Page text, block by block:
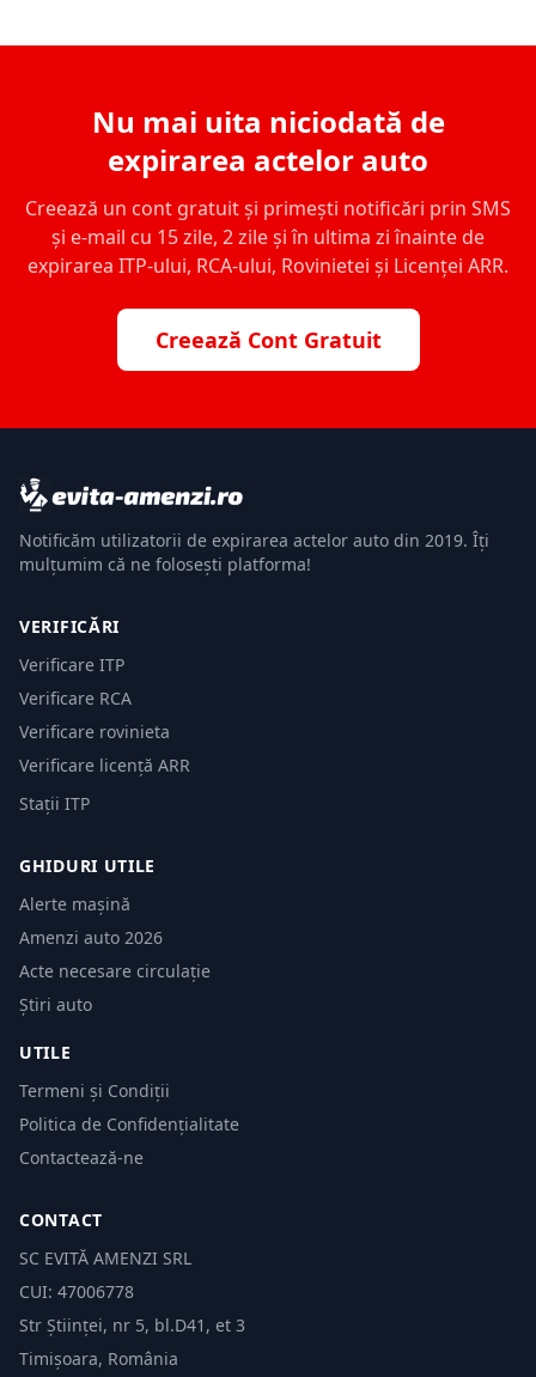
Nu mai uita niciodată de
expirarea actelor auto
Creează un cont gratuit și primești notificări prin SMS
și e-mail cu 15 zile, 2 zile și în ultima zi înainte de
expirarea ITP-ului, RCA-ului, Rovinietei și Licenței ARR.
Creează Cont Gratuit
Notificăm utilizatorii de expirarea actelor auto din 2019. Îți
mulțumim că ne folosești platforma!
VERIFICĂRI
Verificare ITP
Verificare RCA
Verificare rovinieta
Verificare licență ARR
Stații ITP
GHIDURI UTILE
Alerte mașină
Amenzi auto 2026
Acte necesare circulație
Știri auto
UTILE
Termeni și Condiții
Politica de Confidențialitate
Contactează-ne
CONTACT
SC EVITĂ AMENZI SRL
CUI: 47006778
Str Științei, nr 5, bl.D41, et 3
Timișoara, România